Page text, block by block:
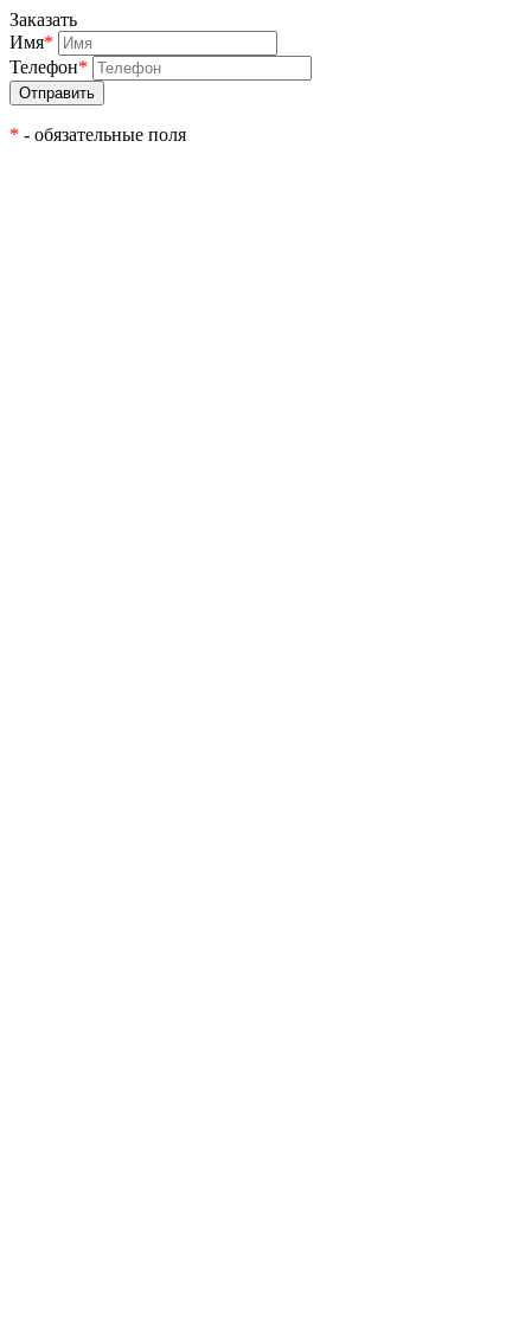
Заказать
Имя*
Телефон*
* - обязательные поля